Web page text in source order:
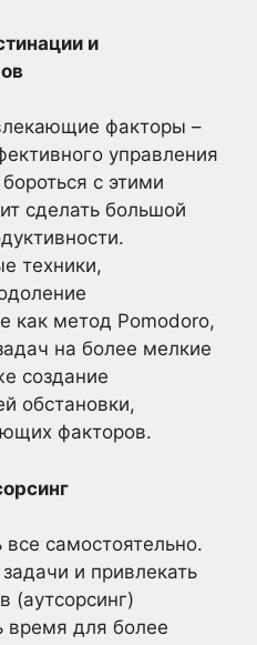
и
факторы –
управления
с этими
сделать большой
техники,
как метод Pomodoro,
на более мелкие
создание
обстановки,
факторов.
самостоятельно.
и привлекать
(аутсорсинг)
время для более